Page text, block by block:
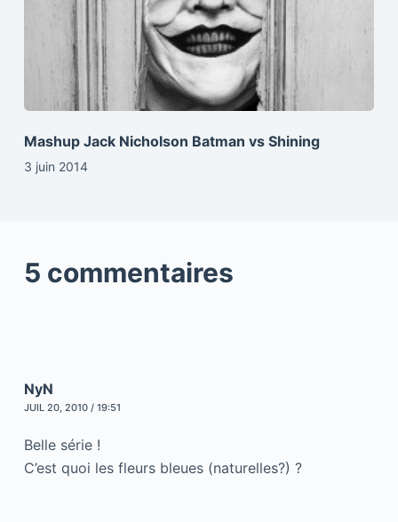
Mashup Jack Nicholson Batman vs Shining
3 juin 2014
5 commentaires
NyN
JUIL 20, 2010 / 19:51
Belle série !
C’est quoi les fleurs bleues (naturelles?) ?